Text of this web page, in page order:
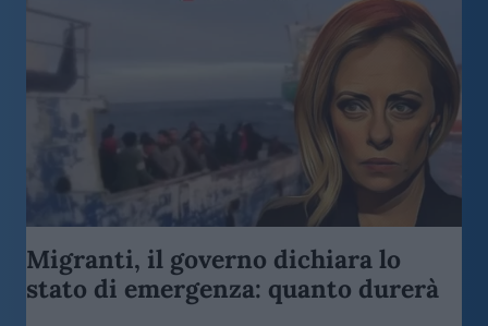
Migranti, il governo dichiara lo
stato di emergenza: quanto durerà